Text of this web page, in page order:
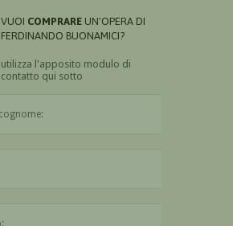
VUOI COMPRARE UN'OPERA DI
FERDINANDO BUONAMICI?
utilizza l'apposito modulo di
contatto qui sotto